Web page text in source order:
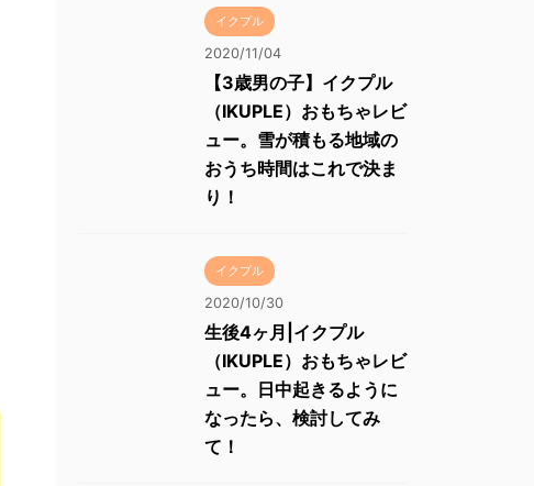
イクプル
2020/11/04
【3歳男の子】イクプル
（IKUPLE）おもちゃレビ
ュー。雪が積もる地域の
おうち時間はこれで決ま
り！
イクプル
2020/10/30
生後4ヶ月|イクプル
（IKUPLE）おもちゃレビ
ュー。日中起きるように
なったら、検討してみ
て！